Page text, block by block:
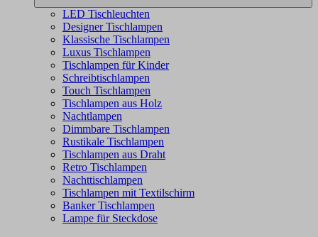
LED Tischleuchten
Designer Tischlampen
Klassische Tischlampen
Luxus Tischlampen
Tischlampen für Kinder
Schreibtischlampen
Touch Tischlampen
Tischlampen aus Holz
Nachtlampen
Dimmbare Tischlampen
Rustikale Tischlampen
Tischlampen aus Draht
Retro Tischlampen
Nachttischlampen
Tischlampen mit Textilschirm
Banker Tischlampen
Lampe für Steckdose